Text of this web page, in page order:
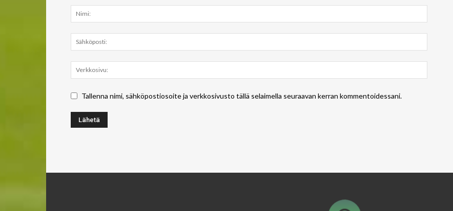
Tallenna nimi, sähköpostiosoite ja verkkosivusto tällä selaimella seuraavan kerran kommentoidessani.